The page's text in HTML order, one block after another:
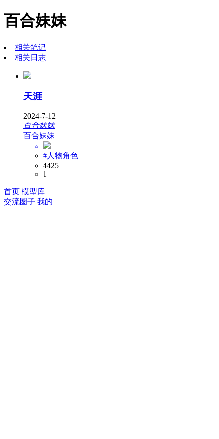
百合妹妹
相关笔记
相关日志
天涯
2024-7-12
百合妹妹
百合妹妹
#人物角色
4425
1
首页 模型库
交流圈子 我的